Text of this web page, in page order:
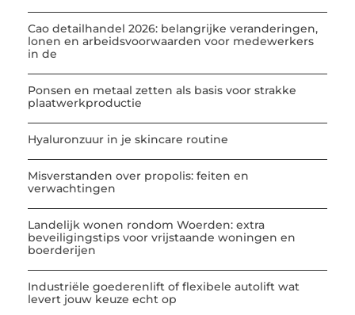
Cao detailhandel 2026: belangrijke veranderingen,
lonen en arbeidsvoorwaarden voor medewerkers
in de
Ponsen en metaal zetten als basis voor strakke
plaatwerkproductie
Hyaluronzuur in je skincare routine
Misverstanden over propolis: feiten en
verwachtingen
Landelijk wonen rondom Woerden: extra
beveiligingstips voor vrijstaande woningen en
boerderijen
Industriële goederenlift of flexibele autolift wat
levert jouw keuze echt op